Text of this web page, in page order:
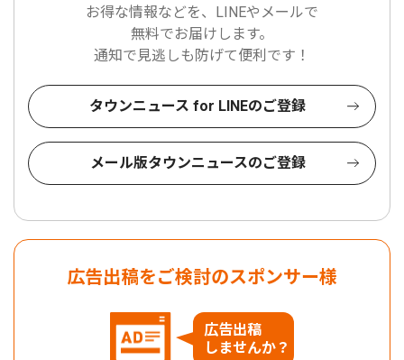
お得な情報などを、LINEやメールで
無料でお届けします。
通知で見逃しも防げて便利です！
タウンニュース for LINEのご登録
メール版タウンニュースのご登録
広告出稿をご検討のスポンサー様
広告出稿
しませんか？